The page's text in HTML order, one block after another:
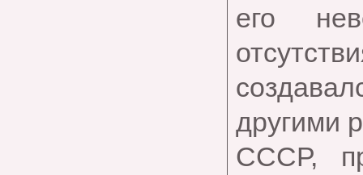
его
другими
СССР,